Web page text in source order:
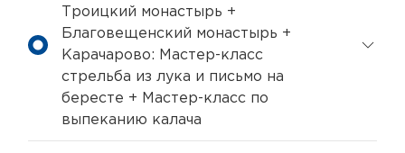
Троицкий монастырь +
Благовещенский монастырь +
Карачарово: Мастер-класс
стрельба из лука и письмо на
бересте + Мастер-класс по
выпеканию калача